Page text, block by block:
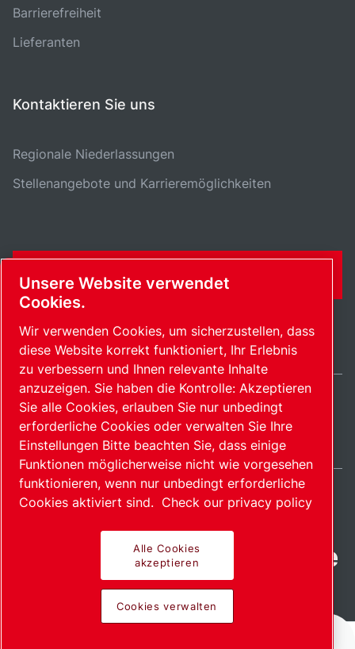
Barrierefreiheit
Lieferanten
Kontaktieren Sie uns
Regionale Niederlassungen
Stellenangebote und Karrieremöglichkeiten
KONTAKTFORMULAR
SitemapCookies verwalten© 2026 Copyright.
Germany / DE
Fortschrittliche Produkte
mit Leidenschaft
bereitgestellt.
Unsere Website verwendet
Cookies.
Wir verwenden Cookies, um sicherzustellen, dass
diese Website korrekt funktioniert, Ihr Erlebnis
zu verbessern und Ihnen relevante Inhalte
anzuzeigen. Sie haben die Kontrolle: Akzeptieren
Sie alle Cookies, erlauben Sie nur unbedingt
erforderliche Cookies oder verwalten Sie Ihre
Einstellungen Bitte beachten Sie, dass einige
Funktionen möglicherweise nicht wie vorgesehen
funktionieren, wenn nur unbedingt erforderliche
Cookies aktiviert sind. Check our privacy policy
Alle Cookies
akzeptieren
Cookies verwalten